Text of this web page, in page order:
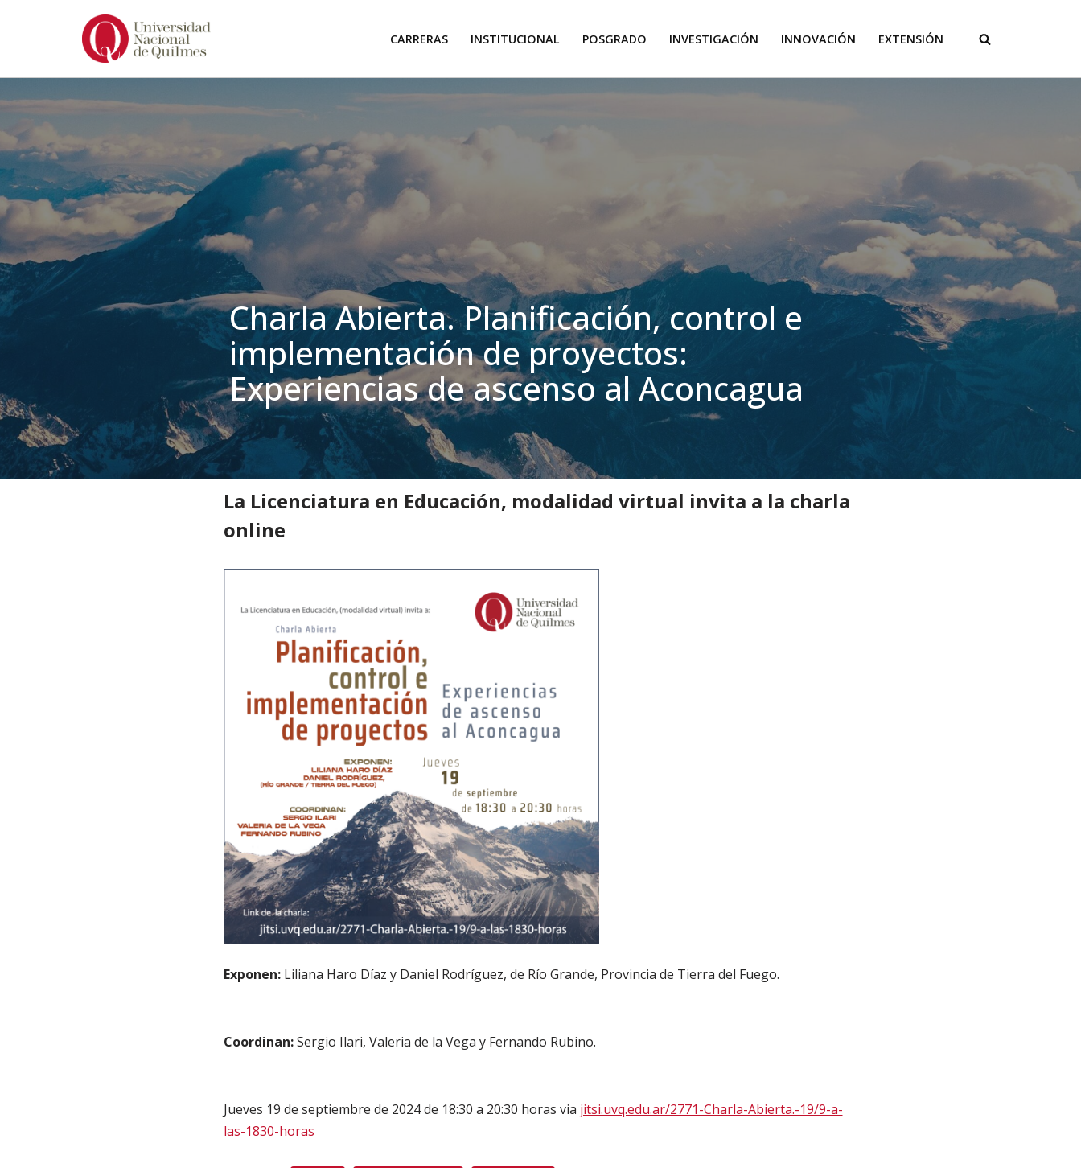
CARRERAS INSTITUCIONAL POSGRADO INVESTIGACIÓN INNOVACIÓN EXTENSIÓN
Charla Abierta. Planificación, control e
implementación de proyectos:
Experiencias de ascenso al Aconcagua
Inicio » Noticias Estudiantes »Charla Abierta. Planificación, control e implementación de proyectos: Experiencias de ascenso al Aconcagua
La Licenciatura en Educación, modalidad virtual invita a la charla
online
Exponen:Liliana Haro Díaz y Daniel Rodríguez, de Río Grande, Provincia de Tierra del Fuego.
Coordinan:Sergio Ilari, Valeria de la Vega y Fernando Rubino.
Jueves 19 de septiembre de 2024 de 18:30 a 20:30 horas via jitsi.uvq.edu.ar/2771-Charla-Abierta.-19/9-a-
las-1830-horas